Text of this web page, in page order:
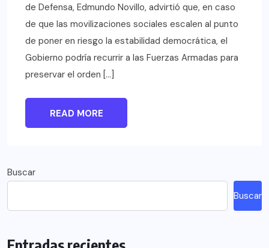
de Defensa, Edmundo Novillo, advirtió que, en caso
de que las movilizaciones sociales escalen al punto
de poner en riesgo la estabilidad democrática, el
Gobierno podría recurrir a las Fuerzas Armadas para
preservar el orden […]
READ MORE
Buscar
Buscar